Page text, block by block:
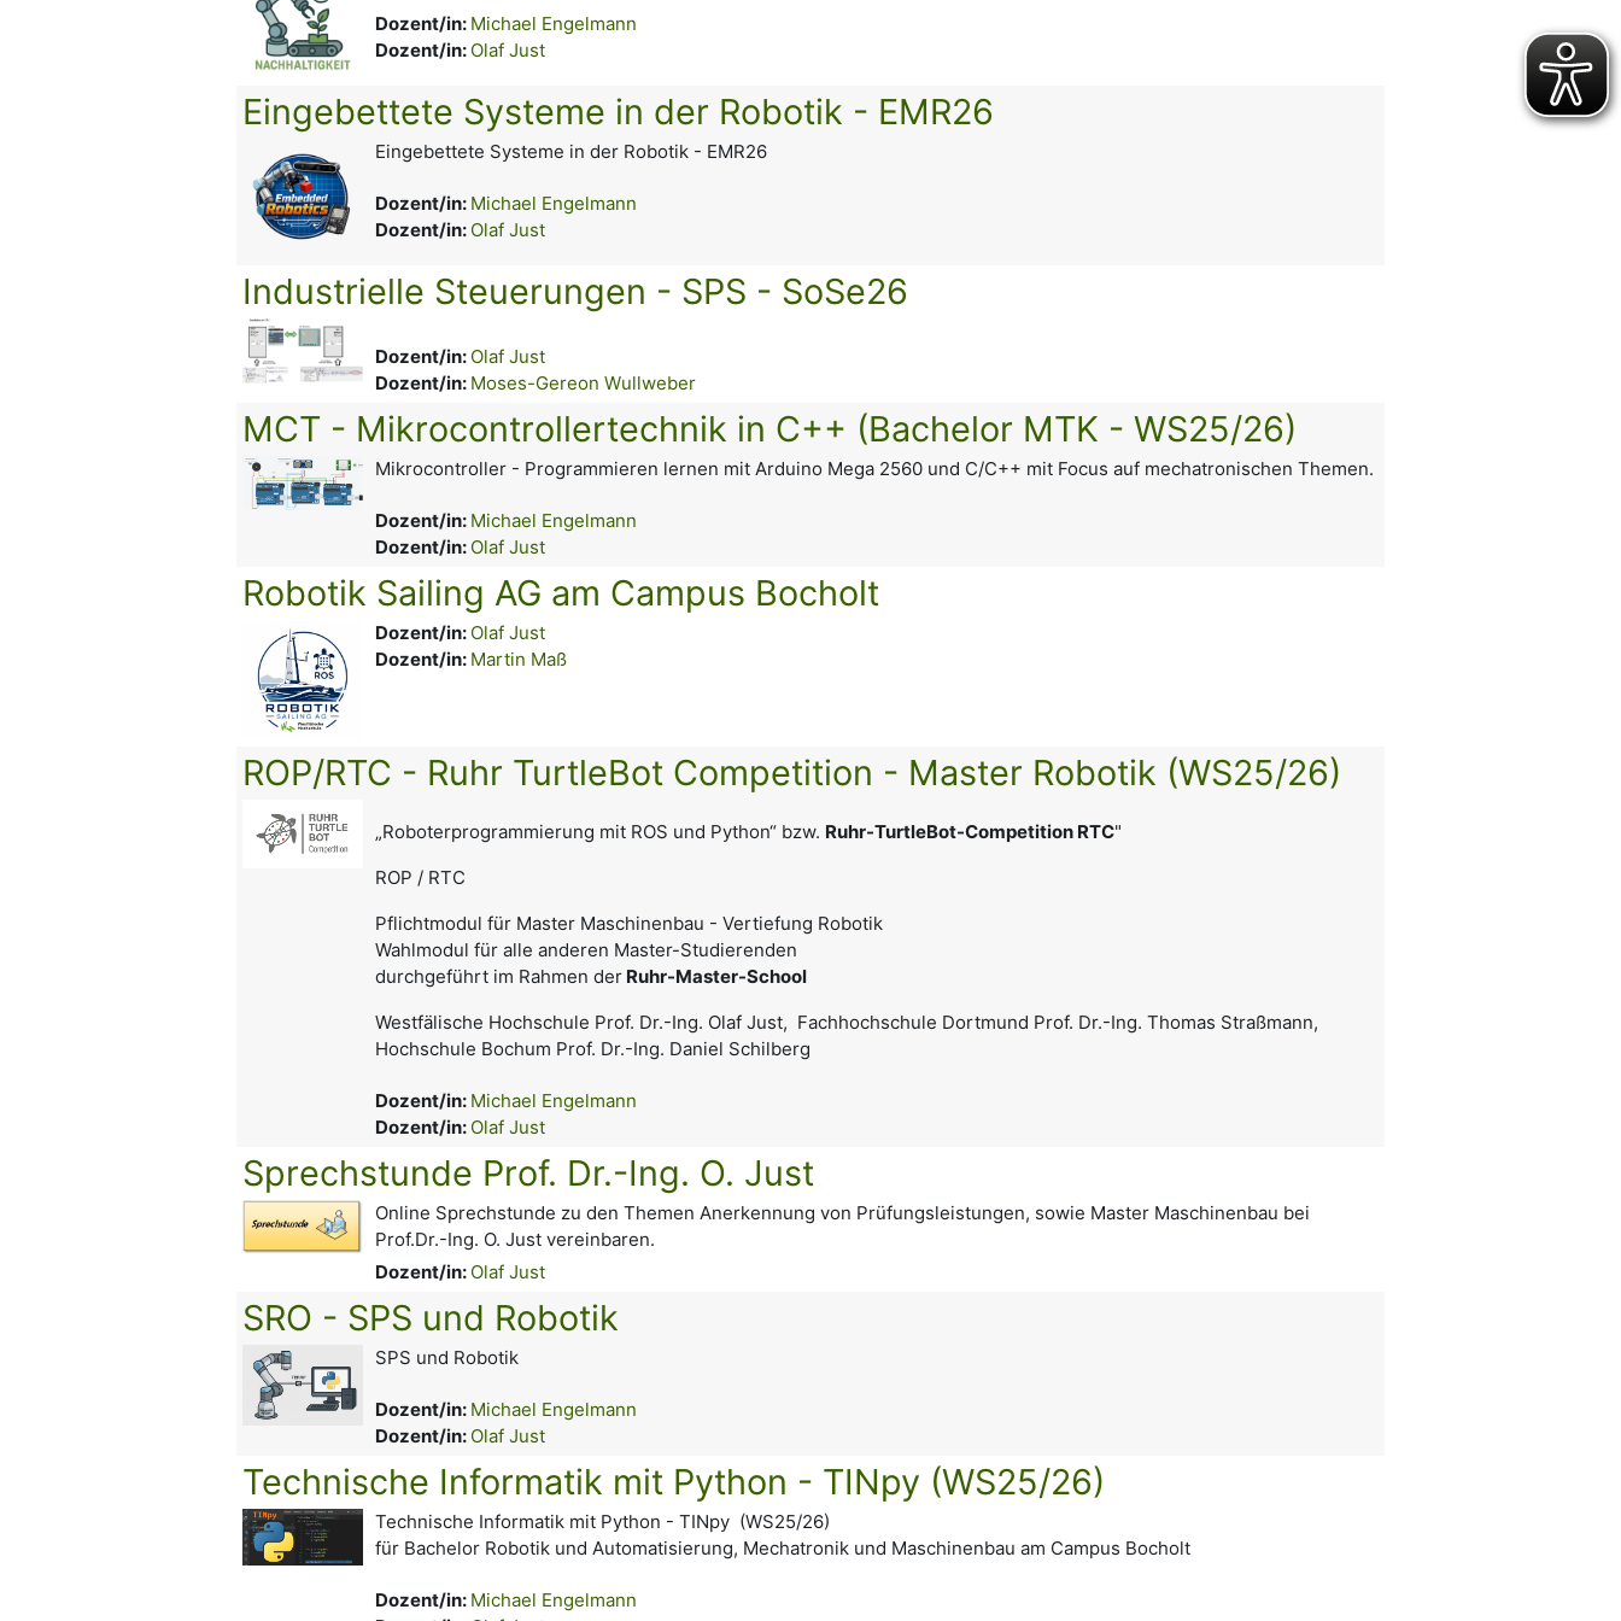
Dozent/in: Michael Engelmann
Dozent/in: Olaf Just
Eingebettete Systeme in der Robotik - EMR26
Eingebettete Systeme in der Robotik - EMR26
Dozent/in: Michael Engelmann
Dozent/in: Olaf Just
Industrielle Steuerungen - SPS - SoSe26
Dozent/in: Olaf Just
Dozent/in: Moses-Gereon Wullweber
MCT - Mikrocontrollertechnik in C++ (Bachelor MTK - WS25/26)
Mikrocontroller - Programmieren lernen mit Arduino Mega 2560 und C/C++ mit Focus auf mechatronischen Themen.
Dozent/in: Michael Engelmann
Dozent/in: Olaf Just
Robotik Sailing AG am Campus Bocholt
Dozent/in: Olaf Just
Dozent/in: Martin Maß
ROP/RTC - Ruhr TurtleBot Competition - Master Robotik (WS25/26)
„Roboterprogrammierung mit ROS und Python“ bzw. Ruhr-TurtleBot-Competition RTC"
ROP / RTC
Pflichtmodul für Master Maschinenbau - Vertiefung Robotik
Wahlmodul für alle anderen Master-Studierenden
durchgeführt im Rahmen derRuhr-Master-School
Westfälische Hochschule Prof. Dr.-Ing. Olaf Just, Fachhochschule Dortmund Prof. Dr.-Ing. Thomas Straßmann,
Hochschule Bochum Prof. Dr.-Ing. Daniel Schilberg
Dozent/in: Michael Engelmann
Dozent/in: Olaf Just
Sprechstunde Prof. Dr.-Ing. O. Just
Online Sprechstunde zu den Themen Anerkennung von Prüfungsleistungen, sowie Master Maschinenbau bei
Prof.Dr.-Ing. O. Just vereinbaren.
Dozent/in: Olaf Just
SRO - SPS und Robotik
SPS und Robotik
Dozent/in: Michael Engelmann
Dozent/in: Olaf Just
Technische Informatik mit Python - TINpy (WS25/26)
Technische Informatik mit Python - TINpy (WS25/26)
für Bachelor Robotik und Automatisierung, Mechatronik und Maschinenbau am Campus Bocholt
Dozent/in: Michael Engelmann